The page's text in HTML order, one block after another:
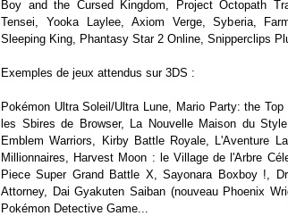
Boy and the Cursed Kingdom, Project Octopath
Tensei, Yooka Laylee, Axiom Verge, Syberia,
Sleeping King, Phantasy Star 2 Online, Snipperclips
Exemples de jeux attendus sur 3DS :
Pokémon Ultra Soleil/Ultra Lune, Mario Party: the
les Sbires de Browser, La Nouvelle Maison du
Emblem Warriors, Kirby Battle Royale, L'Aventure
Millionnaires, Harvest Moon : le Village de l'Arbre
Piece Super Grand Battle X, Sayonara Boxboy !,
Attorney, Dai Gyakuten Saiban (nouveau Phoenix
Pokémon Detective Game...